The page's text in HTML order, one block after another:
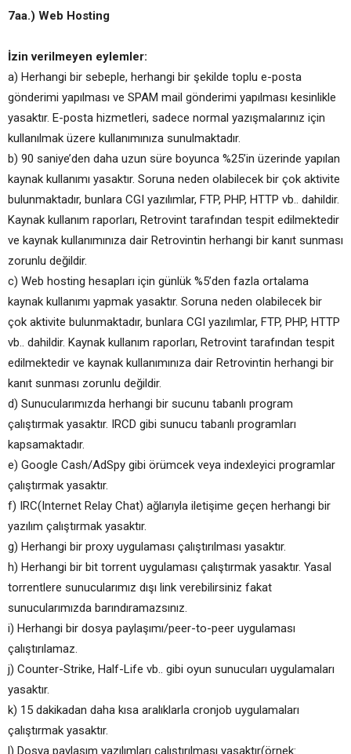
7aa.) Web Hosting
İzin verilmeyen eylemler:
a) Herhangi bir sebeple, herhangi bir şekilde toplu e-posta
gönderimi yapılması ve SPAM mail gönderimi yapılması kesinlikle
yasaktır. E-posta hizmetleri, sadece normal yazışmalarınız için
kullanılmak üzere kullanımınıza sunulmaktadır.
b) 90 saniye’den daha uzun süre boyunca %25’in üzerinde yapılan
kaynak kullanımı yasaktır. Soruna neden olabilecek bir çok aktivite
bulunmaktadır, bunlara CGI yazılımlar, FTP, PHP, HTTP vb.. dahildir.
Kaynak kullanım raporları, Retrovint tarafından tespit edilmektedir
ve kaynak kullanımınıza dair Retrovintin herhangi bir kanıt sunması
zorunlu değildir.
c) Web hosting hesapları için günlük %5’den fazla ortalama
kaynak kullanımı yapmak yasaktır. Soruna neden olabilecek bir
çok aktivite bulunmaktadır, bunlara CGI yazılımlar, FTP, PHP, HTTP
vb.. dahildir. Kaynak kullanım raporları, Retrovint tarafından tespit
edilmektedir ve kaynak kullanımınıza dair Retrovintin herhangi bir
kanıt sunması zorunlu değildir.
d) Sunucularımızda herhangi bir sucunu tabanlı program
çalıştırmak yasaktır. IRCD gibi sunucu tabanlı programları
kapsamaktadır.
e) Google Cash/AdSpy gibi örümcek veya indexleyici programlar
çalıştırmak yasaktır.
f) IRC(Internet Relay Chat) ağlarıyla iletişime geçen herhangi bir
yazılım çalıştırmak yasaktır.
g) Herhangi bir proxy uygulaması çalıştırılması yasaktır.
h) Herhangi bir bit torrent uygulaması çalıştırmak yasaktır. Yasal
torrentlere sunucularımız dışı link verebilirsiniz fakat
sunucularımızda barındıramazsınız.
i) Herhangi bir dosya paylaşımı/peer-to-peer uygulaması
çalıştırılamaz.
j) Counter-Strike, Half-Life vb.. gibi oyun sunucuları uygulamaları
yasaktır.
k) 15 dakikadan daha kısa aralıklarla cronjob uygulamaları
çalıştırmak yasaktır.
l) Dosya paylaşım yazılımları çalıştırılması yasaktır(örnek: